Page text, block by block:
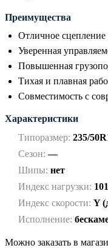
Преимущества
Отличное сцепление
Уверенная
Повышенная
Тихая и плавная
Совместимость с
Характеристики
Типоразмер: 235/
Сезон: —
Шипы: нет
Индекс нагрузки:
Индекс скорости: Y
Исполнение:
Можно заказать в